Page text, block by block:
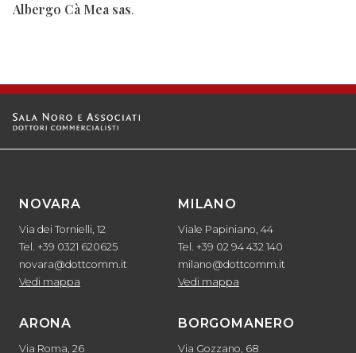
Albergo Cà Mea sas.
NOVARA
Via dei Tornielli, 12
Tel. +39 0321 620625
novara@dottcomm.it
Vedi mappa
MILANO
Viale Papiniano, 44
Tel. +39 02 94 432 140
milano@dottcomm.it
Vedi mappa
ARONA
Via Roma, 26
BORGOMANERO
Via Gozzano, 68